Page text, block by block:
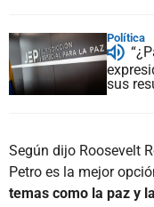
Política
sus
Según dijo Roosevelt
Petro es la mejor
temas como la paz y